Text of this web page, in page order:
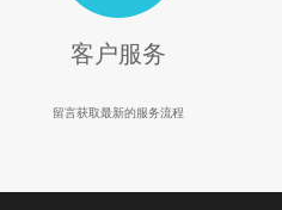
客户服务
留言获取最新的服务流程